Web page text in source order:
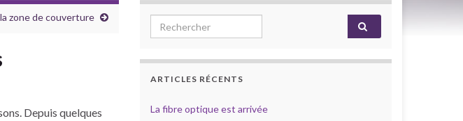
zone de couverture
Depuis quelques
Search for:
ARTICLES RÉCENTS
La fibre optique est arrivée